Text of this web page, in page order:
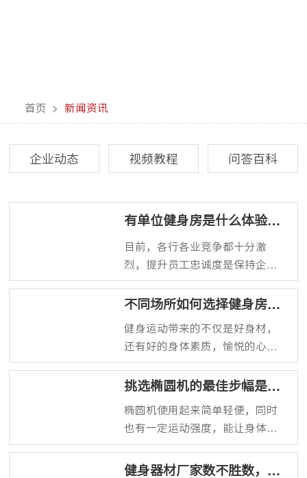
首页 > 新闻资讯
企业动态 视频教程 问答百科
有单位健身房是什么体验？
目前，各行各业竞争都十分激
烈，提升员工忠诚度是保持企业
核心竞争力的一个关键，而提升
员工忠诚度就要从全方位关心员
利待遇，比如说规划一个单位健
身房，为员工谋福利，让员工能
方便、舒适、可靠的获得运动健
身的便利，能为员工及企业带来
良好体验。
不同场所如何选择健身房配
套器材？
健身运动带来的不仅是好身材，
还有好的身体素质，愉悦的心
情，越来越多的人开始健身并爱
上健身，外面的商业健身房是好
也都可以配置专属健身空间，那
么在不同场所应如何选择健身房
配套器材 呢？
挑选椭圆机的最佳步幅是多
少？
椭圆机使用起来简单轻便，同时
也有一定运动强度，能让身体从
容自然地得到训练，而且与其他
器材相比也非常安静，健身环境
健身器材厂家数不胜数，哪